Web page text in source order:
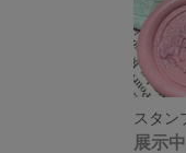
展示中